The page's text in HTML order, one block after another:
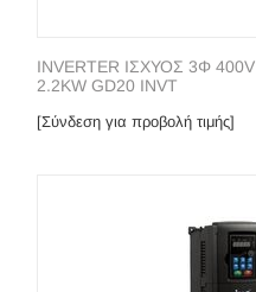
INVERTER ΙΣΧΥΟΣ 3Φ 400V
2.2KW GD20 INVT
[Σύνδεση για προβολή τιμής]